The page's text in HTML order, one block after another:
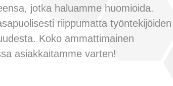
jotka haluamme huomioida.
riippumatta työntekijöiden
Koko ammattimainen
asiakkaitamme varten!